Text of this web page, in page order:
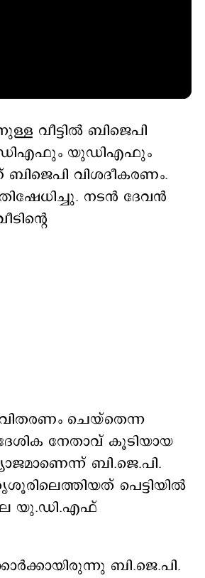
വീട്ടില്‍ ബിജെപി
യുഡിഎഫും
വിശദീകരണം.
നടന്‍ ദേവന്‍
ചെയ്തെന്ന
നേതാവ് കൂടിയായ
ബി.ജെ.പി.
പെട്ടിയില്‍
യു.ഡി.എഫ്
ബി.ജെ.പി.